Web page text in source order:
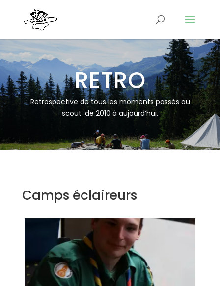
RETRO
Retrospective de tous les moments passés au
scout, de 2010 à aujourd’hui.
Camps éclaireurs